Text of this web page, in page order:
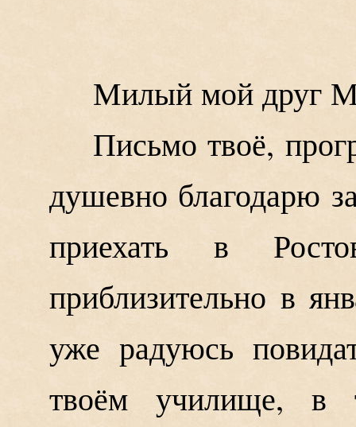
Милый мой друг
Письмо твоё,
душевно благодарю
приехать в
приблизительно в
уже радуюсь
твоём училище,